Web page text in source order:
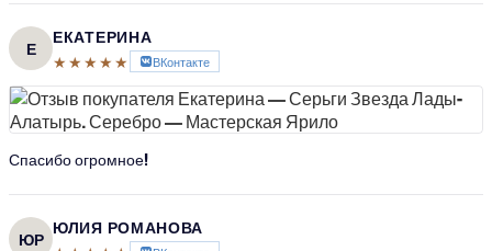
Е
ЕКАТЕРИНА
★★★★★
ВКонтакте
Спасибо огромное!
ЮР
ЮЛИЯ РОМАНОВА